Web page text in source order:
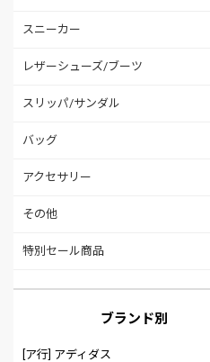
スニーカー
レザーシューズ/ブーツ
スリッパ/サンダル
バッグ
アクセサリー
その他
特別セール商品
ブランド別
[ア行] アディダス